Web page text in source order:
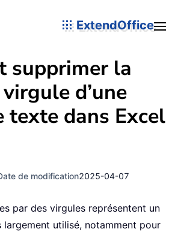
ExtendOffice
supprimer la
d’une
texte dans Excel
de modification2025-04-07
par des virgules représentent un
utilisé, notamment pour